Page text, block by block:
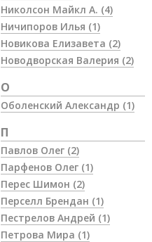
Николсон Майкл А. (4)
Ничипоров Илья (1)
Новикова Елизавета (2)
Новодворская Валерия (2)
О
Оболенский Александр (1)
П
Павлов Олег (2)
Парфенов Олег (1)
Перес Шимон (2)
Перселл Брендан (1)
Пестрелов Андрей (1)
Петрова Мира (1)